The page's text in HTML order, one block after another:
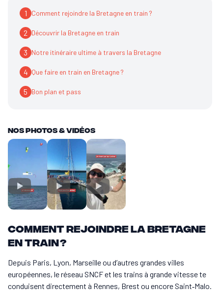
1 Comment rejoindre la Bretagne en train ?
2 Découvrir la Bretagne en train
3 Notre itinéraire ultime à travers la Bretagne
4 Que faire en train en Bretagne ?
5 Bon plan et pass
Nos Photos & vidéos
Comment rejoindre la Bretagne
en train ?
Depuis Paris, Lyon, Marseille ou d’autres grandes villes
européennes, le réseau SNCF et les trains à grande vitesse te
conduisent directement à Rennes, Brest ou encore Saint‑Malo.